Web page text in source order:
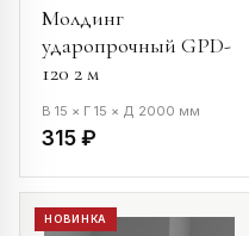
Молдинг
ударопрочный GPD-
120 2 м
В 15 × Г 15 × Д 2000 мм
315 ₽
НОВИНКА